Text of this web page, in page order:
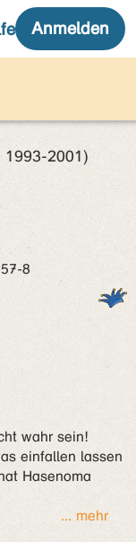
2001)
8
wahr sein!
einfallen lassen
Hasenoma
... mehr